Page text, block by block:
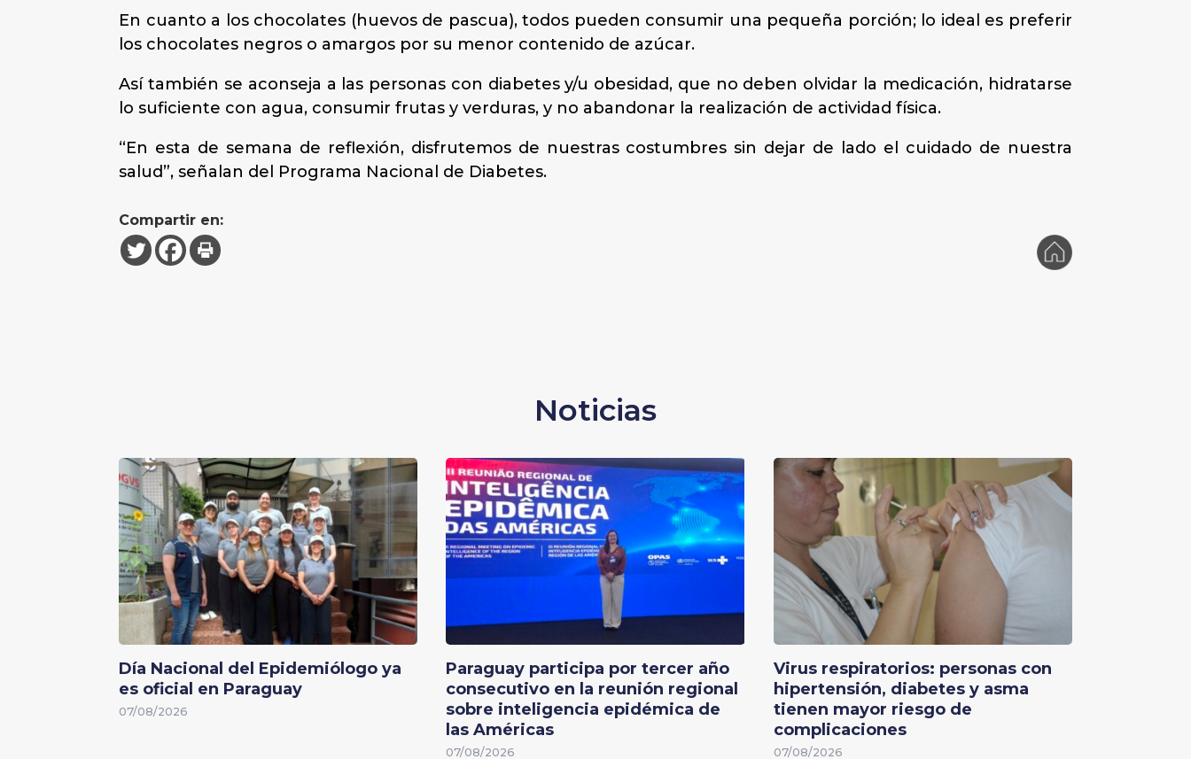
En cuanto a los chocolates (huevos de pascua), todos pueden consumir una pequeña porción; lo ideal es preferir
los chocolates negros o amargos por su menor contenido de azúcar.
Así también se aconseja a las personas con diabetes y/u obesidad, que no deben olvidar la medicación, hidratarse
lo suficiente con agua, consumir frutas y verduras, y no abandonar la realización de actividad física.
“En esta de semana de reflexión, disfrutemos de nuestras costumbres sin dejar de lado el cuidado de nuestra
salud”, señalan del Programa Nacional de Diabetes.
Compartir en:
Noticias
Día Nacional del Epidemiólogo ya
es oficial en Paraguay
07/08/2026
Paraguay participa por tercer año
consecutivo en la reunión regional
sobre inteligencia epidémica de
las Américas
07/08/2026
Virus respiratorios: personas con
hipertensión, diabetes y asma
tienen mayor riesgo de
complicaciones
07/08/2026